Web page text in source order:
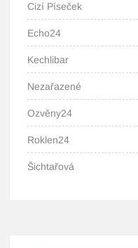
Cizí Píseček
Echo24
Kechlibar
Nezařazené
Ozvěny24
Roklen24
Šichtařová